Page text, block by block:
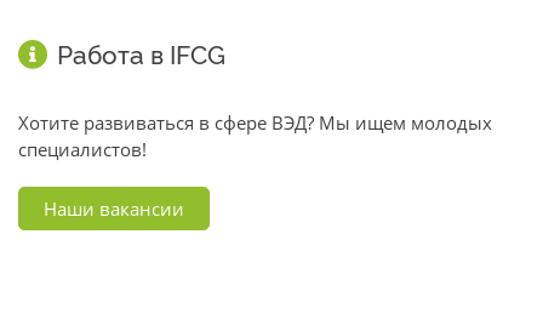
Работа в IFCG
Хотите развиваться в сфере ВЭД? Мы ищем молодых
специалистов!
Наши вакансии